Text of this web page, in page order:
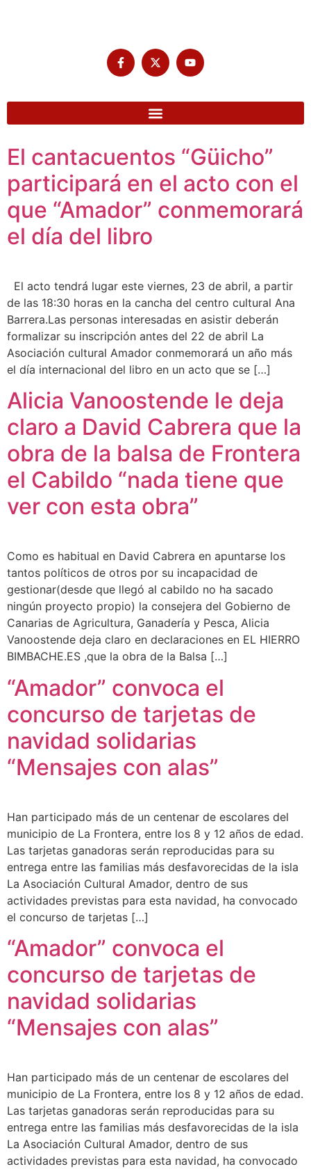
El cantacuentos “Güicho”
participará en el acto con el
que “Amador” conmemorará
el día del libro
El acto tendrá lugar este viernes, 23 de abril, a partir
de las 18:30 horas en la cancha del centro cultural Ana
Barrera.Las personas interesadas en asistir deberán
formalizar su inscripción antes del 22 de abril La
Asociación cultural Amador conmemorará un año más
el día internacional del libro en un acto que se […]
Alicia Vanoostende le deja
claro a David Cabrera que la
obra de la balsa de Frontera
el Cabildo “nada tiene que
ver con esta obra”
Como es habitual en David Cabrera en apuntarse los
tantos políticos de otros por su incapacidad de
gestionar(desde que llegó al cabildo no ha sacado
ningún proyecto propio) la consejera del Gobierno de
Canarias de Agricultura, Ganadería y Pesca, Alicia
Vanoostende deja claro en declaraciones en EL HIERRO
BIMBACHE.ES ,que la obra de la Balsa […]
“Amador” convoca el
concurso de tarjetas de
navidad solidarias
“Mensajes con alas”
Han participado más de un centenar de escolares del
municipio de La Frontera, entre los 8 y 12 años de edad.
Las tarjetas ganadoras serán reproducidas para su
entrega entre las familias más desfavorecidas de la isla
La Asociación Cultural Amador, dentro de sus
actividades previstas para esta navidad, ha convocado
el concurso de tarjetas […]
“Amador” convoca el
concurso de tarjetas de
navidad solidarias
“Mensajes con alas”
Han participado más de un centenar de escolares del
municipio de La Frontera, entre los 8 y 12 años de edad.
Las tarjetas ganadoras serán reproducidas para su
entrega entre las familias más desfavorecidas de la isla
La Asociación Cultural Amador, dentro de sus
actividades previstas para esta navidad, ha convocado